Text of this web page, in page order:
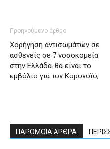
Προηγούμενο άρθρο
Χορήγηση αντισωμάτων σε
ασθενείς σε 7 νοσοκομεία
στην Ελλάδα. θα είναι το
εμβόλιο για τον Κορονοϊό;
ΠΑΡΟΜΟΙΑ ΑΡΘΡΑ